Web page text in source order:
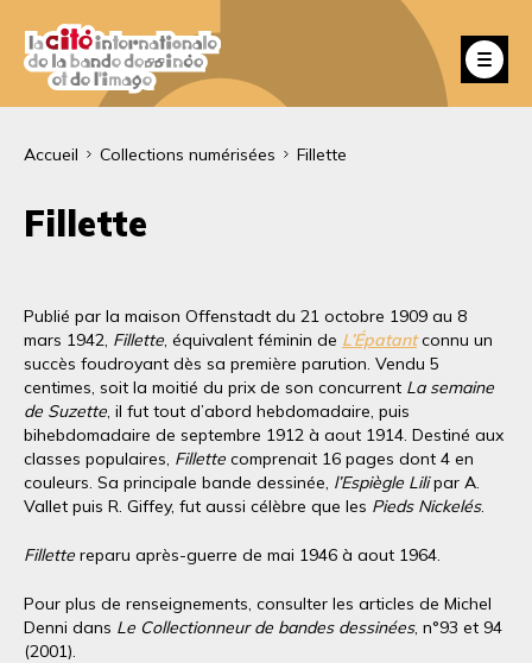
contenu
principal
Fil
Accueil Collections numérisées Fillette
Fillette
Publié par la maison Offenstadt du 21 octobre 1909 au 8
mars 1942, Fillette, équivalent féminin de L’Épatantconnu un
succès foudroyant dès sa première parution. Vendu 5
centimes, soit la moitié du prix de son concurrent La semaine
de Suzette, il fut tout d’abord hebdomadaire, puis
bihebdomadaire de septembre 1912 à aout 1914. Destiné aux
classes populaires, Fillette comprenait 16 pages dont 4 en
couleurs. Sa principale bande dessinée, l’Espiègle Lilipar A.
Vallet puis R. Giffey, fut aussi célèbre que les Pieds Nickelés.
Fillette reparu après-guerre de mai 1946 à aout 1964.
Pour plus de renseignements, consulter les articles de Michel
Denni dans Le Collectionneur de bandes dessinées, n°93 et 94
(2001).